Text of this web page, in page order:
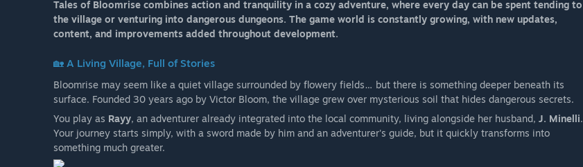
Tales of Bloomrise combines action and tranquility in a cozy adventure, where every day can be spent tending to
the village or venturing into dangerous dungeons. The game world is constantly growing, with new updates,
content, and improvements added throughout development.
🏡 A Living Village, Full of Stories
Bloomrise may seem like a quiet village surrounded by flowery fields… but there is something deeper beneath its
surface. Founded 30 years ago by Victor Bloom, the village grew over mysterious soil that hides dangerous secrets.
You play as Rayy, an adventurer already integrated into the local community, living alongside her husband, J. Minelli.
Your journey starts simply, with a sword made by him and an adventurer's guide, but it quickly transforms into
something much greater.